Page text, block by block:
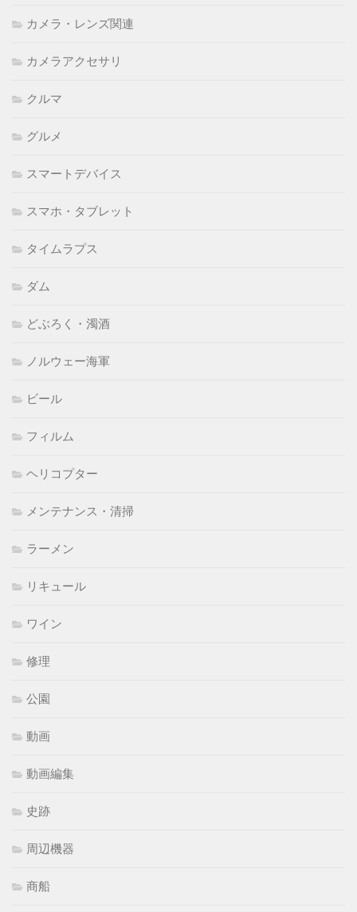
カメラ・レンズ関連
カメラアクセサリ
クルマ
グルメ
スマートデバイス
スマホ・タブレット
タイムラプス
ダム
どぶろく・濁酒
ノルウェー海軍
ビール
フィルム
ヘリコプター
メンテナンス・清掃
ラーメン
リキュール
ワイン
修理
公園
動画
動画編集
史跡
周辺機器
商船